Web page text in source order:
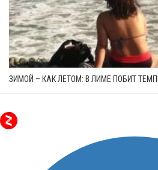
ЗИМОЙ – КАК ЛЕТОМ: В ЛИМЕ ПОБИТ